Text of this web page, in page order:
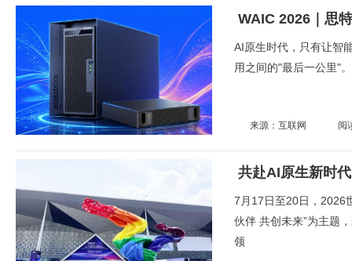
AI原生时代，只有让智
用之间的"最后一公里"
来源：互联网 阅
7月17日至20日，2026
伙伴 共创未来”为主题
领